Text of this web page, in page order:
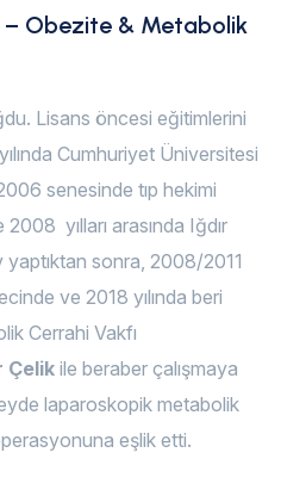
– Obezite & Metabolik
Lisans öncesi eğitimlerini
Cumhuriyet Üniversitesi
senesinde tıp hekimi
yılları arasında Iğdır
sonra, 2008/2011
ve 2018 yılında beri
Cerrahi Vakfı
Çelik ile beraber çalışmaya
laparoskopik metabolik
eşlik etti.